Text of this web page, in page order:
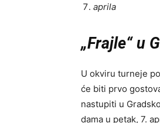
aprila
„Frajle“ u
U okviru turneje
će biti prvo
nastupiti u
dama u petak, 7.